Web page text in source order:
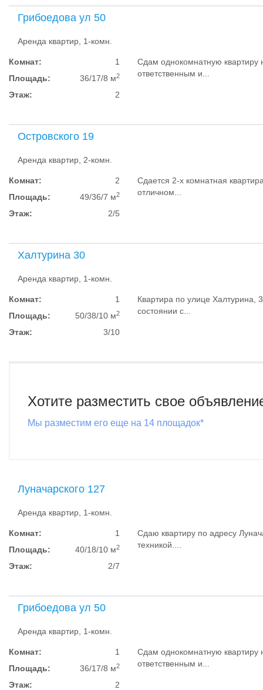
Грибоедова ул 50
Аренда квартир, 1-комн.
Комнат:
1
Площадь:
36/17/8 м2
Этаж: 2
Сдам однокомнатную квартиру
ответственным и...
Островского 19
Аренда квартир, 2-комн.
Комнат:
2
Площадь:
49/36/7 м2
Этаж: 2/5
Сдается 2-х комнатная
отличном...
Халтурина 30
Аренда квартир, 1-комн.
Комнат:
1
Площадь:
50/38/10 м2
Этаж: 3/10
Квартира по улице Халтурина,
состоянии с...
Хотите разместить свое
Мы разместим его еще на 14 площадок*
Луначарского 127
Аренда квартир, 1-комн.
Комнат:
1
Площадь:
40/18/10 м2
Этаж: 2/7
Сдаю квартиру по адресу
техникой....
Грибоедова ул 50
Аренда квартир, 1-комн.
Комнат:
1
Площадь:
36/17/8 м2
Этаж: 2
Сдам однокомнатную квартиру
ответственным и...